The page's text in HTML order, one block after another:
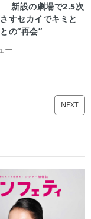
ー
新設の劇場で2.5次
すセカイでキミと
の“再会”
NEXT